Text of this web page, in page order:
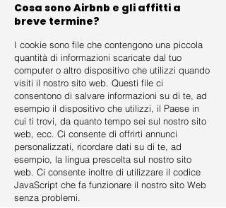
Cosa sono Airbnb e gli affitti a
breve termine?
I cookie sono file che contengono una piccola
quantità di informazioni scaricate dal tuo
computer o altro dispositivo che utilizzi quando
visiti il nostro sito web. Questi file ci
consentono di salvare informazioni su di te, ad
esempio il dispositivo che utilizzi, il Paese in
cui ti trovi, da quanto tempo sei sul nostro sito
web, ecc. Ci consente di offrirti annunci
personalizzati, ricordare dati su di te, ad
esempio, la lingua prescelta sul nostro sito
web. Ci consente inoltre di utilizzare il codice
JavaScript che fa funzionare il nostro sito Web
senza problemi.